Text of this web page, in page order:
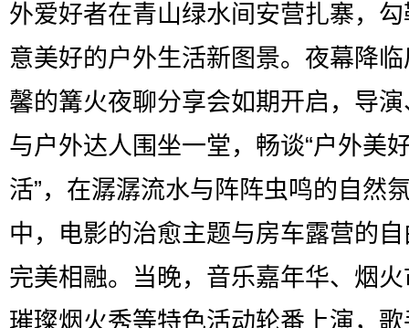
外爱好者在青山绿水间安营扎寨，
意美好的户外生活新图景。夜幕降
馨的篝火夜聊分享会如期开启，导
与户外达人围坐一堂，畅谈“户外美
活”，在潺潺流水与阵阵虫鸣的自然
中，电影的治愈主题与房车露营的
完美相融。当晚，音乐嘉年华、烟
璀璨烟火秀等特色活动轮番上演，